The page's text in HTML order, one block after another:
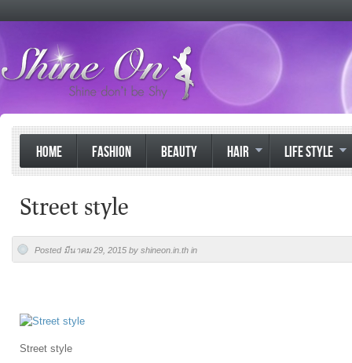
HOME FASHION BEAUTY HAIR LIFE STYLE
Street style
Posted มีนาคม 29, 2015 by shineon.in.th in
Street style